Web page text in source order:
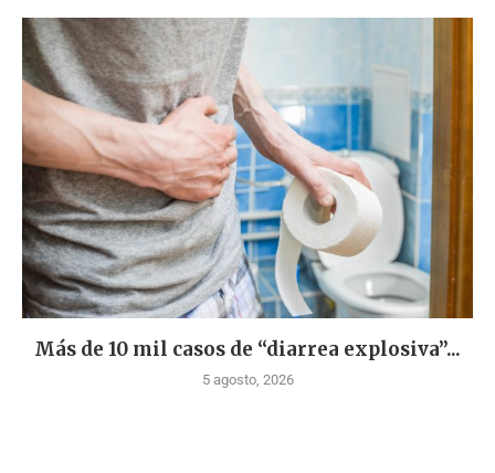
Más de 10 mil casos de “diarrea explosiva”...
5 agosto, 2026